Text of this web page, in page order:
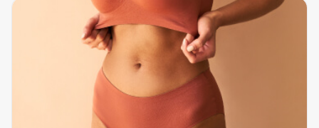
No dejes escapar esta oportunidad: con Clinicasesteticas.com.co vas a
ahorrar el 15% si te pones en las manos de Doctora Natalia Elejalde. Si estás
buscando el mejor precio para un servicio de calidad, ¡has encontrado la
mejor opción! Porque en Clinicasesteticas.com.co, no queremos que el
precio sea el problema.